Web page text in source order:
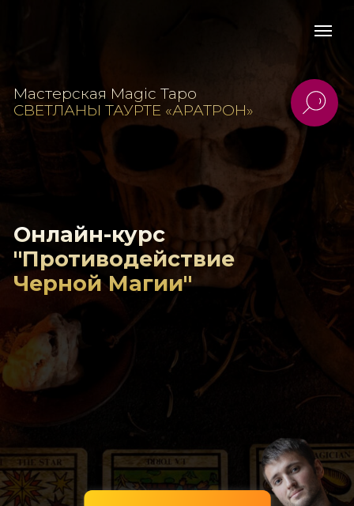
Мастерская Magic Таро
СВЕТЛАНЫ ТАУРТЕ «АРАТРОН»
Онлайн-курс
"Противодействие
Черной Магии"